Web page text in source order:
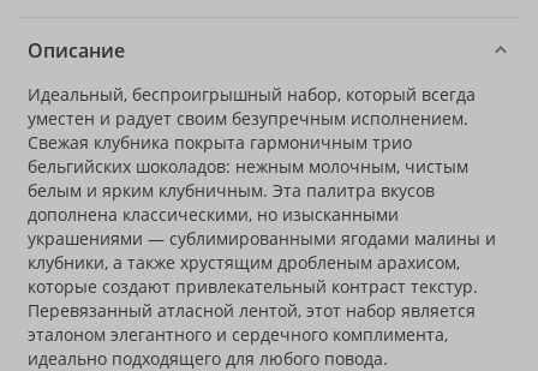
Описание
Идеальный, беспроигрышный набор, который всегда
уместен и радует своим безупречным исполнением.
Свежая клубника покрыта гармоничным трио
бельгийских шоколадов: нежным молочным, чистым
белым и ярким клубничным. Эта палитра вкусов
дополнена классическими, но изысканными
украшениями — сублимированными ягодами малины и
клубники, а также хрустящим дробленым арахисом,
которые создают привлекательный контраст текстур.
Перевязанный атласной лентой, этот набор является
эталоном элегантного и сердечного комплимента,
идеально подходящего для любого повода.